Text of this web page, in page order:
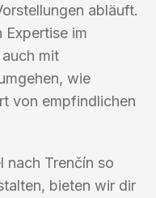
abläuft.
Expertise im
mit
wie
von empfindlichen
nach Trenčín so
bieten wir dir